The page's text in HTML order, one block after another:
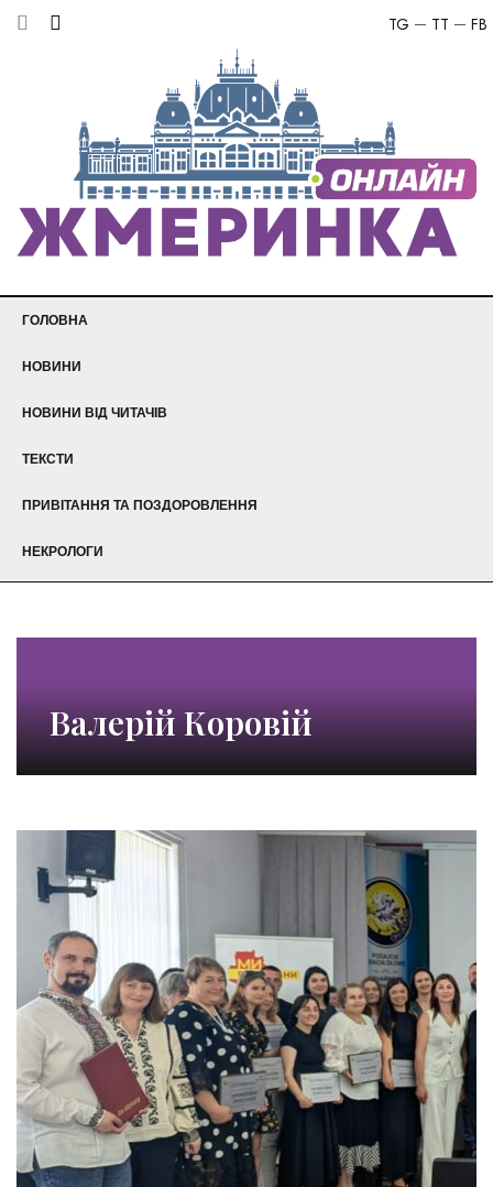
FB
TT
TG
ГОЛОВНА
НОВИНИ
НОВИНИ ВІД ЧИТАЧІВ
ТЕКСТИ
ПРИВІТАННЯ ТА ПОЗДОРОВЛЕННЯ
НЕКРОЛОГИ
Валерій Коровій